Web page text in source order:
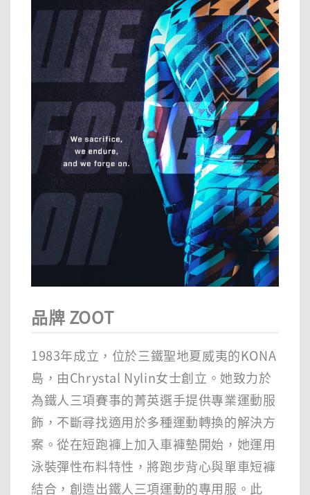
品牌 ZOOT
1983年成立，位於三鐵聖地夏威夷的KONA
島，由Chrystal Nylin女士創立。她致力於
為鐵人三項賽事的菁英選手提供專業運動服
飾，不斷尋找適用於多種運動轉換的解決方
案。從在短跑褲上加入車褲墊開始，她運用
泳裝彈性布料特性，將跑步背心與單車短褲
結合，創造出鐵人三項運動的專用服。此